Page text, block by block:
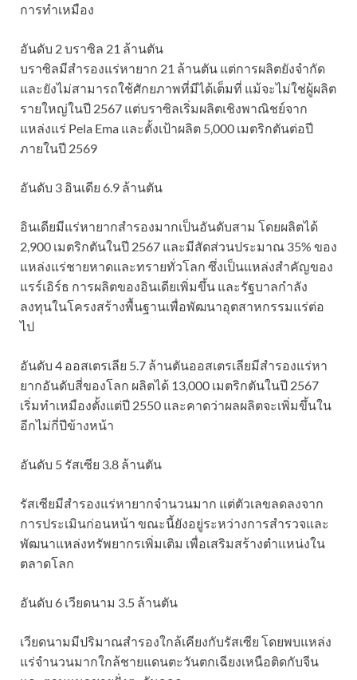
การทำเหมือง
อันดับ 2 บราซิล 21 ล้านตัน
บราซิลมีสำรองแร่หายาก 21 ล้านตัน แต่การผลิตยังจำกัด
และยังไม่สามารถใช้ศักยภาพที่มีได้เต็มที่ แม้จะไม่ใช่ผู้ผลิต
รายใหญ่ในปี 2567 แต่บราซิลเริ่มผลิตเชิงพาณิชย์จาก
แหล่งแร่ Pela Ema และตั้งเป้าผลิต 5,000 เมตริกตันต่อปี
ภายในปี 2569
อันดับ 3 อินเดีย 6.9 ล้านตัน
อินเดียมีแร่หายากสำรองมากเป็นอันดับสาม โดยผลิตได้
2,900 เมตริกตันในปี 2567 และมีสัดส่วนประมาณ 35% ของ
แหล่งแร่ชายหาดและทรายทั่วโลก ซึ่งเป็นแหล่งสำคัญของ
แรร์เอิร์ธ การผลิตของอินเดียเพิ่มขึ้น และรัฐบาลกำลัง
ลงทุนในโครงสร้างพื้นฐานเพื่อพัฒนาอุตสาหกรรมแร่ต่อ
ไป
อันดับ 4 ออสเตรเลีย 5.7 ล้านตันออสเตรเลียมีสำรองแร่หา
ยากอันดับสี่ของโลก ผลิตได้ 13,000 เมตริกตันในปี 2567
เริ่มทำเหมืองตั้งแต่ปี 2550 และคาดว่าผลผลิตจะเพิ่มขึ้นใน
อีกไม่กี่ปีข้างหน้า
อันดับ 5 รัสเซีย 3.8 ล้านตัน
รัสเซียมีสำรองแร่หายากจำนวนมาก แต่ตัวเลขลดลงจาก
การประเมินก่อนหน้า ขณะนี้ยังอยู่ระหว่างการสำรวจและ
พัฒนาแหล่งทรัพยากรเพิ่มเติม เพื่อเสริมสร้างตำแหน่งใน
ตลาดโลก
อันดับ 6 เวียดนาม 3.5 ล้านตัน
เวียดนามมีปริมาณสำรองใกล้เคียงกับรัสเซีย โดยพบแหล่ง
แร่จำนวนมากใกล้ชายแดนตะวันตกเฉียงเหนือติดกับจีน